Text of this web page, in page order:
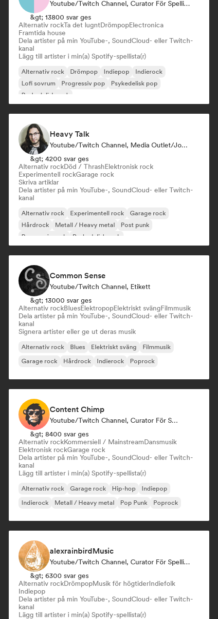
Youtube/Twitch Channel, Curator För Spellistor
&gt; 13800 svar ges
Alternativ rockTa det lugntDrömpopElectronica
Framtida house
Dela artister på min YouTube-, SoundCloud- eller Twitch-
kanal
Lägg till artister i min(a) Spotify-spellista(r)
Alternativ rock Drömpop Indiepop
Indierock
Lofi sovrum
Progressiv pop
Psykedelisk pop
Psykedelisk rock
Heavy Talk
Youtube/Twitch Channel, Media Outlet/Journalist
&gt; 4200 svar ges
Alternativ rockDöd / ThrashElektronisk rock
Experimentell rockGarage rock
Skriva artiklar
Dela artister på min YouTube-, SoundCloud- eller Twitch-
kanal
Alternativ rock Experimentell rock
Garage rock
Hårdrock
Metall / Heavy metal
Post punk
Progressiv rock
Psykedelisk rock
Common Sense
Youtube/Twitch Channel, Etikett
&gt; 13000 svar ges
Alternativ rockBluesElektropopElektriskt svängFilmmusik
Dela artister på min YouTube-, SoundCloud- eller Twitch-
kanal
Signera artister eller ge ut deras musik
Alternativ rock Blues Elektriskt sväng
Filmmusik
Garage rock
Hårdrock Indierock Poprock
Content Chimp
Youtube/Twitch Channel, Curator För Spellistor
&gt; 8400 svar ges
Alternativ rockKommersiell / MainstreamDansmusik
Elektronisk rockGarage rock
Dela artister på min YouTube-, SoundCloud- eller Twitch-
kanal
Lägg till artister i min(a) Spotify-spellista(r)
Alternativ rock Garage rock Hip-hop
Indiepop
Indierock
Metall / Heavy metal Pop Punk Poprock
alexrainbirdMusic
Youtube/Twitch Channel, Curator För Spellistor
&gt; 6300 svar ges
Alternativ rockDrömpopMusik för högtiderIndiefolk
Indiepop
Dela artister på min YouTube-, SoundCloud- eller Twitch-
kanal
Lägg till artister i min(a) Spotify-spellista(r)